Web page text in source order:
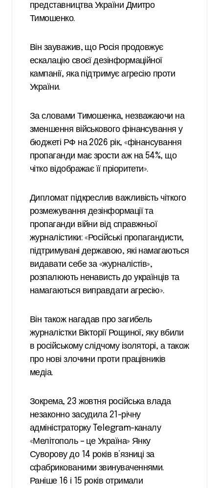
представництва України Дмитро
Тимошенко.
Він зауважив, що Росія продовжує
ескалацію своєї дезінформаційної
кампанії, яка підтримує агресію проти
України.
За словами Тимошенка, незважаючи на
зменшення військового фінансування у
бюджеті РФ на 2026 рік, «фінансування
пропаганди має зрости аж на 54%, що
чітко відображає її пріоритети».
Дипломат підкреслив важливість чіткого
розмежування дезінформації та
пропаганди війни від справжньої
журналістики: «Російські пропагандисти,
підтримувані державою, які намагаються
видавати себе за «журналістів»,
розпалюють ненависть до українців та
намагаються виправдати агресію».
Він також нагадав про загибель
журналістки Вікторії Рощиної, яку вбили
в російському слідчому ізоляторі, а також
про нові злочини проти працівників
медіа.
Зокрема, 23 жовтня російська влада
незаконно засудила 21-річну
адміністраторку Telegram-каналу
«Мелітополь – це Україна» Янку
Суворову до 14 років в’язниці за
сфабрикованими звинуваченнями.
Раніше 16 і 15 років отримали